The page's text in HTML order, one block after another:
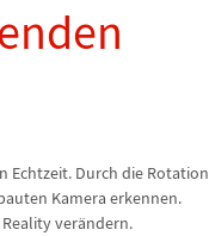
Echtzeit. Durch die Rotation
Kamera erkennen.
verändern.